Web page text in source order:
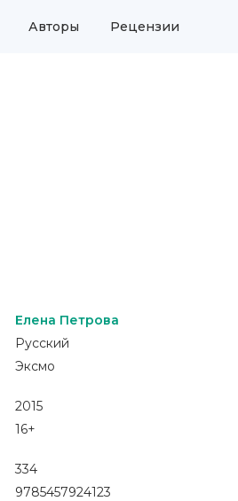
Авторы Рецензии
Елена Петрова
Русский
Эксмо
2015
16+
334
9785457924123